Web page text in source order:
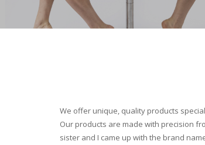
We offer unique, quality products
Our products are made with precision
sister and I came up with the brand